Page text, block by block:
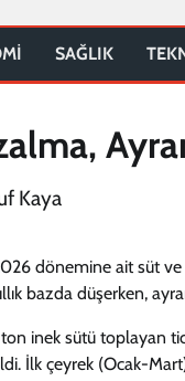
SAĞLIK
Kaya
dönemine ait süt
bazda düşerken,
inek sütü toplayan
İlk çeyrek (Ocak-